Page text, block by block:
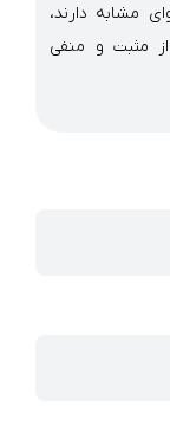
مشابه دارند،
از مثبت و منفی